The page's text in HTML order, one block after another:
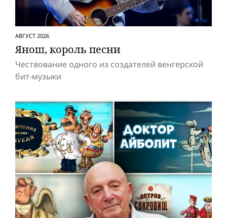
АВГУСТ 2026
Янош, король песни
Чествование одного из создателей венгерской
бит-музыки